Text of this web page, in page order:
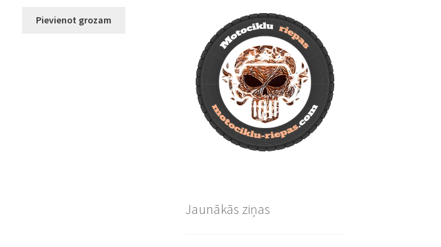
Pievienot grozam
Jaunākās ziņas